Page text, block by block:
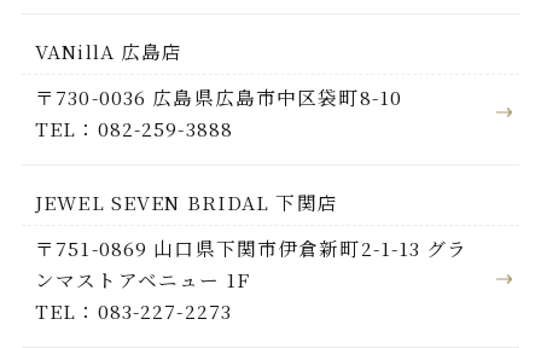
VANillA 広島店
〒730-0036 広島県広島市中区袋町8-10
TEL：082-259-3888
JEWEL SEVEN BRIDAL 下関店
〒751-0869 山口県下関市伊倉新町2-1-13 グラ
ンマストアベニュー 1F
TEL：083-227-2273